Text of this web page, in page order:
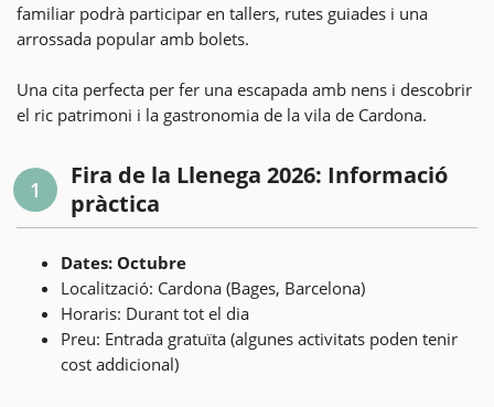
familiar podrà participar en tallers, rutes guiades i una
arrossada popular amb bolets.
Una cita perfecta per fer una escapada amb nens i descobrir
el ric patrimoni i la gastronomia de la vila de Cardona.
1
Fira de la Llenega 2026: Informació
pràctica
Dates: Octubre
Localització: Cardona (Bages, Barcelona)
Horaris: Durant tot el dia
Preu: Entrada gratuïta (algunes activitats poden tenir
cost addicional)